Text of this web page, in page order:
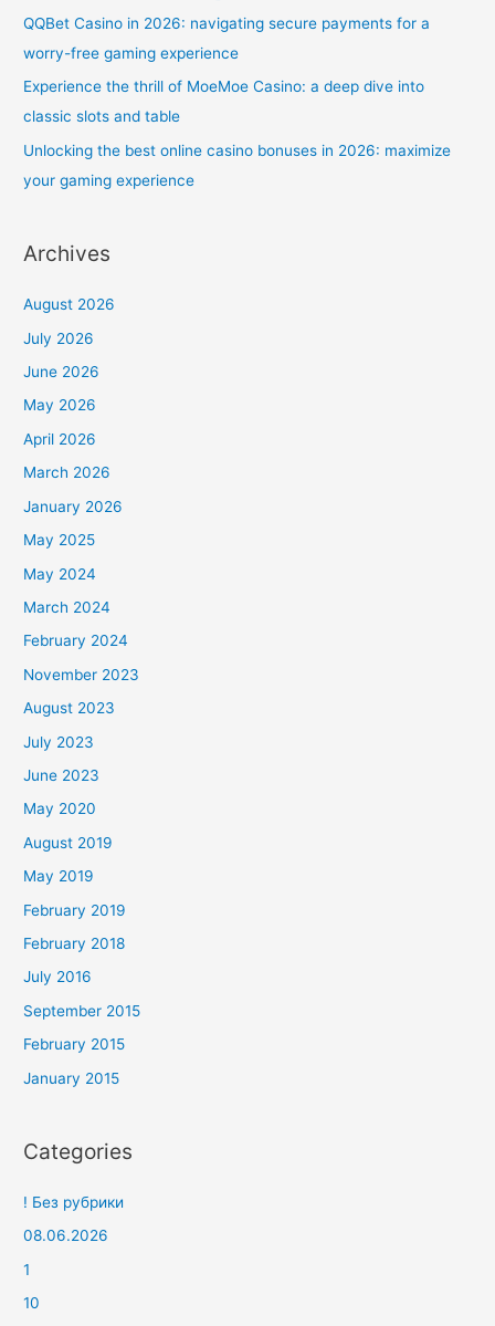
o
QQBet Casino in 2026: navigating secure payments for a
worry-free gaming experience
Experience the thrill of MoeMoe Casino: a deep dive into
classic slots and table
Unlocking the best online casino bonuses in 2026: maximize
your gaming experience
Archives
August 2026
July 2026
June 2026
May 2026
April 2026
March 2026
January 2026
May 2025
May 2024
March 2024
February 2024
November 2023
August 2023
July 2023
June 2023
May 2020
August 2019
May 2019
February 2019
February 2018
July 2016
September 2015
February 2015
January 2015
Categories
! Без рубрики
08.06.2026
1
10